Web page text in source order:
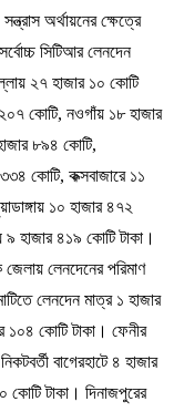
অর্থায়নের ক্ষেত্রে
সিটিআর লেনদেন
২৭ হাজার ১০ কোটি
কোটি, নওগাঁয় ১৮ হাজার
৮৯৪ কোটি,
কোটি, কক্সবাজারে ১১
১০ হাজার ৪৭২
৯ হাজার ৪১৯ কোটি টাকা।
জেলায় লেনদেনের পরিমাণ
লেনদেন মাত্র ১ হাজার
১০৪ কোটি টাকা। ফেনীর
বাগেরহাটে ৪ হাজার
কোটি টাকা। দিনাজপুরের